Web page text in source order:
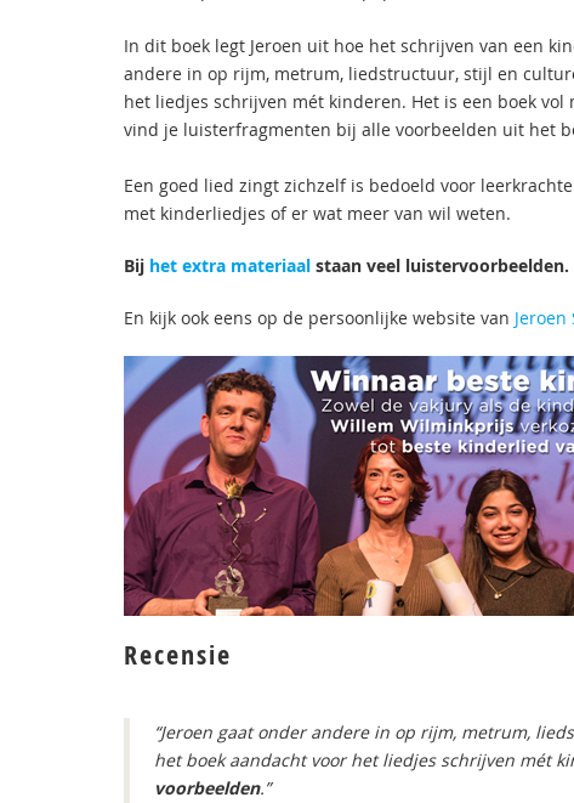
In dit boek legt Jeroen uit hoe het schrijven van een
andere in op rijm, metrum, liedstructuur, stijl en
het liedjes schrijven mét kinderen. Het is een boek
vind je luisterfragmenten bij alle voorbeelden uit het
Een goed lied zingt zichzelf is bedoeld voor
met kinderliedjes of er wat meer van wil weten.
Bij het extra materiaal staan veel luistervoorbeelden.
En kijk ook eens op de persoonlijke website van
Recensie
“Jeroen gaat onder andere in op rijm, metrum,
het boek aandacht voor het liedjes schrijven mét
voorbeelden.”